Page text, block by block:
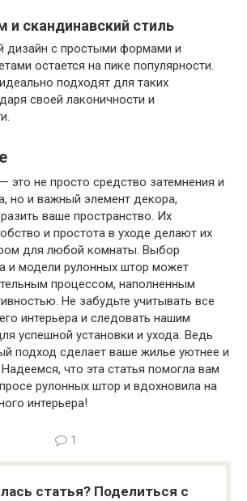
и скандинавский стиль
дизайн с простыми формами и
остается на пике популярности.
подходят для таких
своей лаконичности и
это не просто средство затемнения и
но и важный элемент декора,
ваше пространство. Их
и простота в уходе делают их
для любой комнаты. Выбор
и модели рулонных штор может
процессом, наполненным
Не забудьте учитывать все
интерьера и следовать нашим
успешной установки и ухода. Ведь
подход сделает ваше жилье уютнее и
что эта статья помогла вам
рулонных штор и вдохновила на
интерьера!
1
статья? Поделиться с